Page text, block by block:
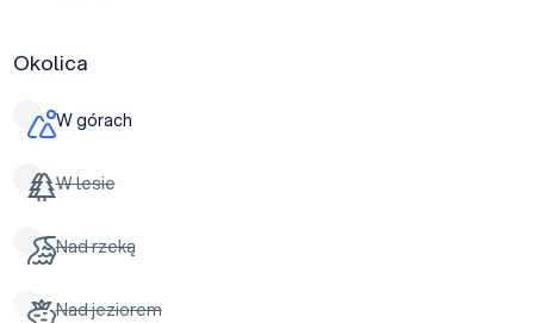
Okolica
W górach
W lesie
Nad rzeką
Nad jeziorem